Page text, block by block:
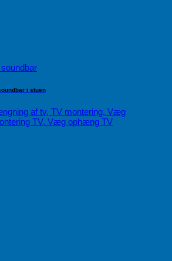
i stuen
af tv, TV montering, Væg
TV, Væg ophæng TV